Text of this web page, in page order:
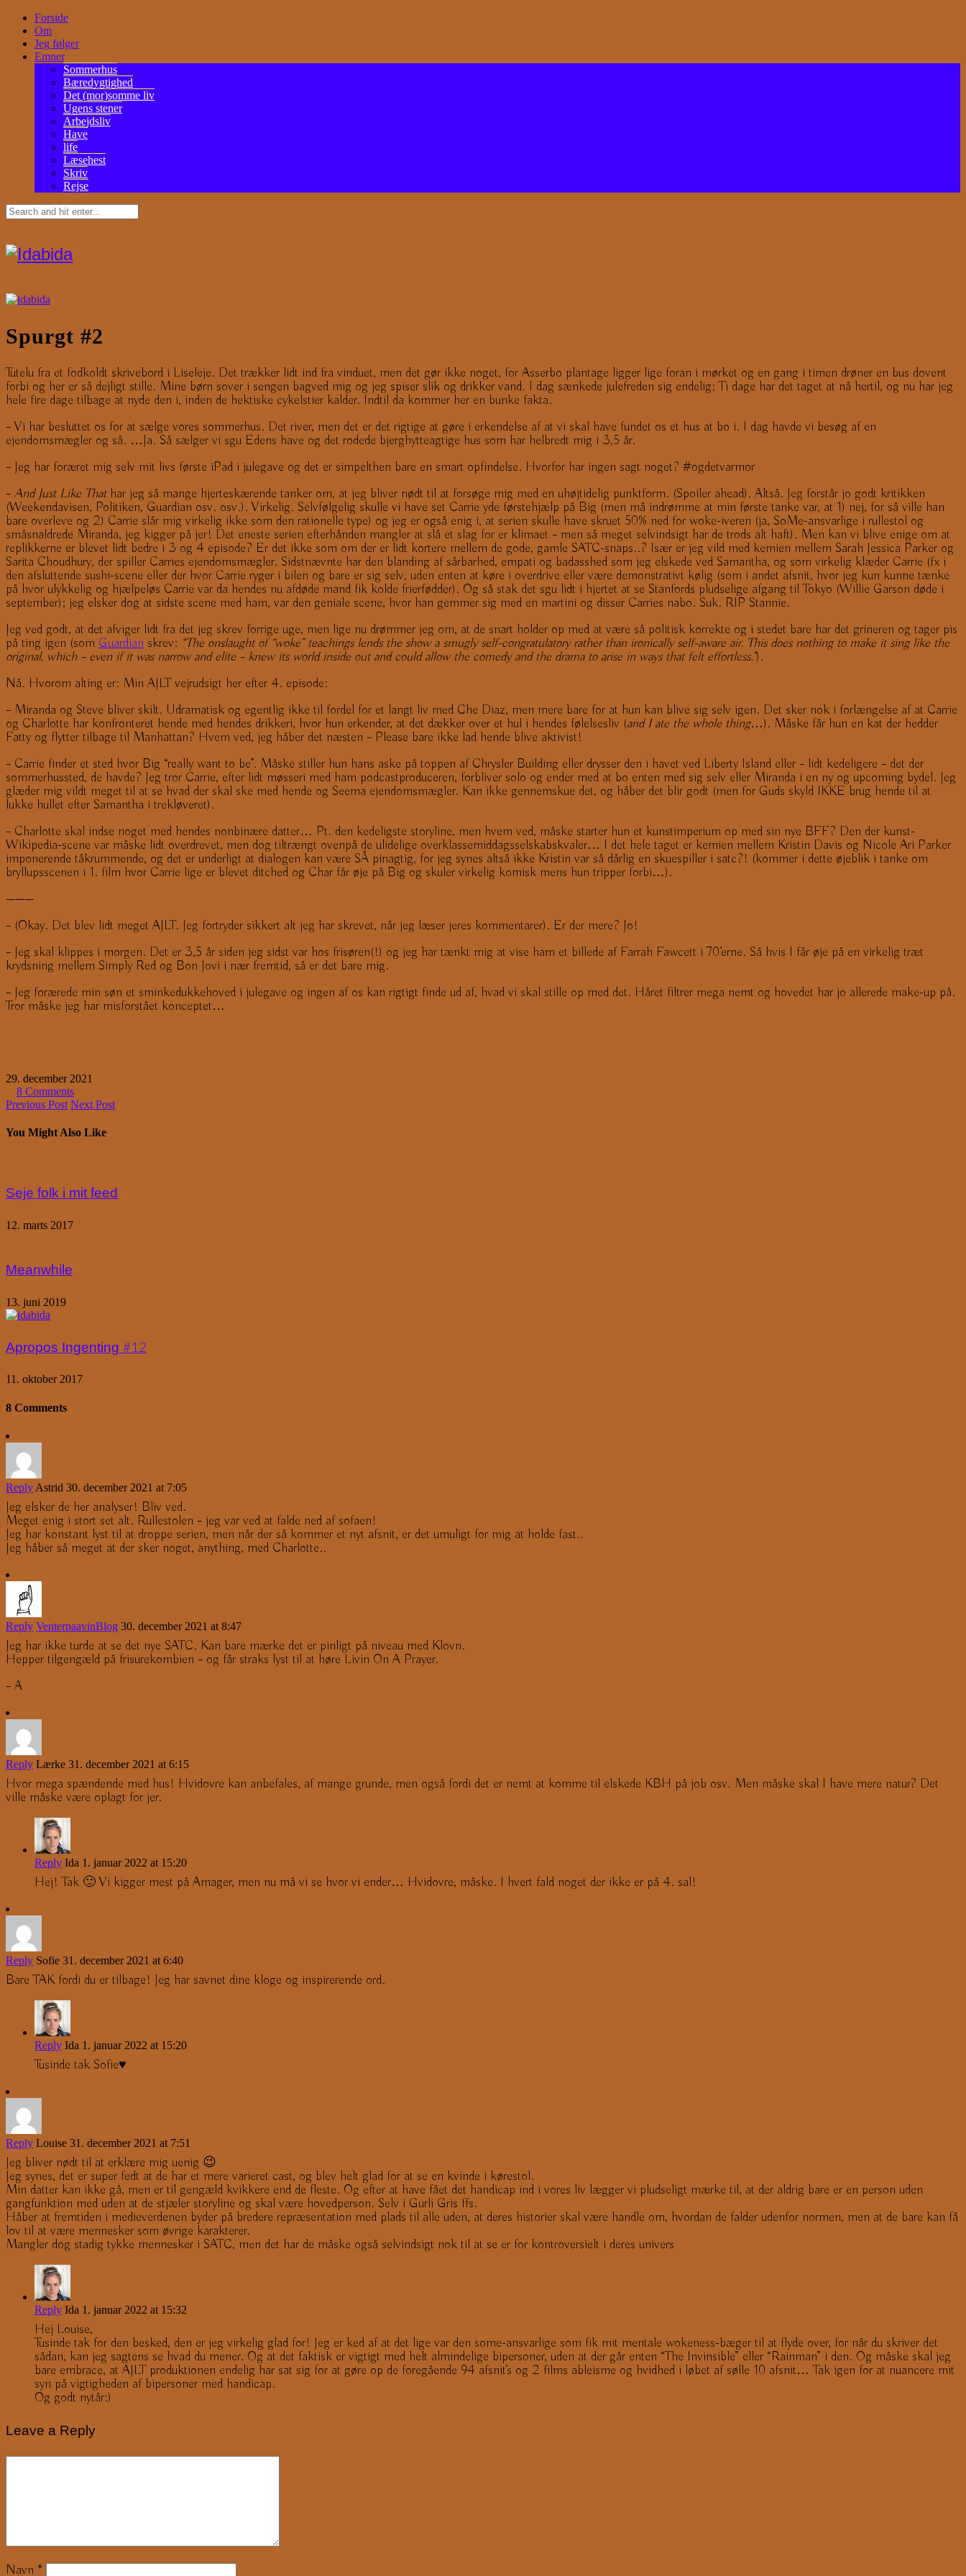
Forside
Om
Jeg følger
Emner
Sommerhus
Bæredygtighed
Det (mor)somme liv
Ugens stener
Arbejdsliv
Have
life
Læsehest
Skriv
Rejse
Spurgt #2
Tutelu fra et fodkoldt skrivebord i Liseleje. Det trækker lidt ind fra vinduet, men det gør ikke noget, for Asserbo plantage ligger lige foran i mørket og en gang i timen drøner en bus dovent
forbi og her er så dejligt stille. Mine børn sover i sengen bagved mig og jeg spiser slik og drikker vand. I dag sænkede julefreden sig endelig; Ti dage har det taget at nå hertil, og nu har jeg
hele fire dage tilbage at nyde den i, inden de hektiske cykelstier kalder. Indtil da kommer her en bunke fakta.
– Vi har besluttet os for at sælge vores sommerhus. Det river, men det er det rigtige at gøre i erkendelse af at vi skal have fundet os et hus at bo i. I dag havde vi besøg af en
ejendomsmægler og så. …Ja. Så sælger vi sgu Edens have og det rodede bjerghytteagtige hus som har helbredt mig i 3,5 år.
– Jeg har foræret mig selv mit livs første iPad i julegave og det er simpelthen bare en smart opfindelse. Hvorfor har ingen sagt noget? #ogdetvarmor
– And Just Like Thathar jeg så mange hjerteskærende tanker om, at jeg bliver nødt til at forsøge mig med en uhøjtidelig punktform. (Spoiler ahead). Altså. Jeg forstår jo godt kritikken
(Weekendavisen, Politiken, Guardian osv. osv.). Virkelig. Selvfølgelig skulle vi have set Carrie yde førstehjælp på Big (men må indrømme at min første tanke var, at 1) nej, for så ville han
bare overleve og 2) Carrie slår mig virkelig ikke som den rationelle type) og jeg er også enig i, at serien skulle have skruet 50% ned for woke-iveren (ja, SoMe-ansvarlige i rullestol og
småsnaldrede Miranda, jeg kigger på jer! Det eneste serien efterhånden mangler at slå et slag for er klimaet – men så meget selvindsigt har de trods alt haft). Men kan vi blive enige om at
replikkerne er blevet lidt bedre i 3 og 4 episode? Er det ikke som om der er lidt kortere mellem de gode, gamle SATC-snaps..? Især er jeg vild med kemien mellem Sarah Jessica Parker og
Sarita Choudhury, der spiller Carries ejendomsmægler. Sidstnævnte har den blanding af sårbarhed, empati og badasshed som jeg elskede ved Samantha, og som virkelig klæder Carrie (fx i
den afsluttende sushi-scene eller der hvor Carrie ryger i bilen og bare er sig selv, uden enten at køre i overdrive eller være demonstrativt kølig (som i andet afsnit, hvor jeg kun kunne tænke
på hvor ulykkelig og hjælpeløs Carrie var da hendes nu afdøde mand fik kolde frierfødder). Og så stak det sgu lidt i hjertet at se Stanfords pludselige afgang til Tokyo (Willie Garson døde i
september); jeg elsker dog at sidste scene med ham, var den geniale scene, hvor han gemmer sig med en martini og disser Carries nabo. Suk. RIP Stannie.
Jeg ved godt, at det afviger lidt fra det jeg skrev forrige uge, men lige nu drømmer jeg om, at de snart holder op med at være så politisk korrekte og i stedet bare har det grineren og tager pis
på ting igen (som Guardian skrev: “The onslaught of “woke” teachings lends the show a smugly self-congratulatory rather than ironically self-aware air. This does nothing to make it sing like the
original, which – even if it was narrow and elite – knew its world inside out and could allow the comedy and the drama to arise in ways that felt effortless.”).
Nå. Hvorom alting er: Min AJLT vejrudsigt her efter 4. episode:
– Miranda og Steve bliver skilt. Udramatisk og egentlig ikke til fordel for et langt liv med Che Diaz, men mere bare for at hun kan blive sig selv igen. Det sker nok i forlængelse af at Carrie
og Charlotte har konfronteret hende med hendes drikkeri, hvor hun erkender, at det dækker over et hul i hendes følelsesliv (and I ate the whole thing…). Måske får hun en kat der hedder
Fatty og flytter tilbage til Manhattan? Hvem ved, jeg håber det næsten – Please bare ikke lad hende blive aktivist!
– Carrie finder et sted hvor Big “really want to be”. Måske stiller hun hans aske på toppen af Chrysler Building eller drysser den i havet ved Liberty Island eller – lidt kedeligere – det der
sommerhussted, de havde? Jeg tror Carrie, efter lidt møsseri med ham podcastproduceren, forbliver solo og ender med at bo enten med sig selv eller Miranda i en ny og upcoming bydel. Jeg
glæder mig vildt meget til at se hvad der skal ske med hende og Seema ejendomsmægler. Kan ikke gennemskue det, og håber det blir godt (men for Guds skyld IKKE brug hende til at
lukke hullet efter Samantha i trekløveret).
– Charlotte skal indse noget med hendes nonbinære datter… Pt. den kedeligste storyline, men hvem ved, måske starter hun et kunstimperium op med sin nye BFF? Den der kunst-
Wikipedia-scene var måske lidt overdrevet, men dog tiltrængt ovenpå de ulidelige overklassemiddagsselskabskvaler… I det hele taget er kemien mellem Kristin Davis og Nicole Ari Parker
imponerende tåkrummende, og det er underligt at dialogen kan være SÅ pinagtig, for jeg synes altså ikke Kristin var så dårlig en skuespiller i satc?! (kommer i dette øjeblik i tanke om
bryllupsscenen i 1. film hvor Carrie lige er blevet ditched og Char får øje på Big og skuler virkelig komisk mens hun tripper forbi…).
———
– (Okay. Det blev lidt meget AJLT. Jeg fortryder sikkert alt jeg har skrevet, når jeg læser jeres kommentarer). Er der mere? Jo!
– Jeg skal klippes i morgen. Det er 3,5 år siden jeg sidst var hos frisøren(!) og jeg har tænkt mig at vise ham et billede af Farrah Fawcett i 70’erne. Så hvis I får øje på en virkelig træt
krydsning mellem Simply Red og Bon Jovi i nær fremtid, så er det bare mig.
– Jeg forærede min søn et sminkedukkehoved i julegave og ingen af os kan rigtigt finde ud af, hvad vi skal stille op med det. Håret filtrer mega nemt og hovedet har jo allerede make-up på.
Tror måske jeg har misforstået konceptet…
29. december 2021
8 Comments
Previous Post Next Post
You Might Also Like
Seje folk i mit feed
12. marts 2017
Meanwhile
13. juni 2019
Apropos Ingenting #12
11. oktober 2017
8 Comments
Reply Astrid 30. december 2021 at 7:05
Jeg elsker de her analyser! Bliv ved.
Meget enig i stort set alt. Rullestolen – jeg var ved at falde ned af sofaen!
Jeg har konstant lyst til at droppe serien, men når der så kommer et nyt afsnit, er det umuligt for mig at holde fast..
Jeg håber så meget at der sker noget, anything, med Charlotte..
Reply VenterpaavinBlog 30. december 2021 at 8:47
Jeg har ikke turde at se det nye SATC. Kan bare mærke det er pinligt på niveau med Klovn.
Hepper tilgengæld på frisurekombien – og får straks lyst til at høre Livin On A Prayer.
– A
Reply Lærke 31. december 2021 at 6:15
Hvor mega spændende med hus! Hvidovre kan anbefales, af mange grunde, men også fordi det er nemt at komme til elskede KBH på job osv. Men måske skal I have mere natur? Det
ville måske være oplagt for jer.
Reply Ida 1. januar 2022 at 15:20
Hej! Tak 🙂 Vi kigger mest på Amager, men nu må vi se hvor vi ender… Hvidovre, måske. I hvert fald noget der ikke er på 4. sal!
Reply Sofie 31. december 2021 at 6:40
Bare TAK fordi du er tilbage! Jeg har savnet dine kloge og inspirerende ord.
Reply Ida 1. januar 2022 at 15:20
Tusinde tak Sofie♥️
Reply Louise 31. december 2021 at 7:51
Jeg bliver nødt til at erklære mig uenig 😉
Jeg synes, det er super fedt at de har et mere varieret cast, og blev helt glad for at se en kvinde i kørestol.
Min datter kan ikke gå, men er til gengæld kvikkere end de fleste. Og efter at have fået det handicap ind i vores liv lægger vi pludseligt mærke til, at der aldrig bare er en person uden
gangfunktion med uden at de stjæler storyline og skal være hovedperson. Selv i Gurli Gris ffs.
Håber at fremtiden i medieverdenen byder på bredere repræsentation med plads til alle uden, at deres historier skal være handle om, hvordan de falder udenfor normen, men at de bare kan få
lov til at være mennesker som øvrige karakterer.
Mangler dog stadig tykke mennesker i SATC, men det har de måske også selvindsigt nok til at se er for kontroversielt i deres univers
Reply Ida 1. januar 2022 at 15:32
Hej Louise,
Tusinde tak for den besked, den er jeg virkelig glad for! Jeg er ked af at det lige var den some-ansvarlige som fik mit mentale wokeness-bæger til at flyde over, for når du skriver det
sådan, kan jeg sagtens se hvad du mener. Og at det faktisk er vigtigt med helt almindelige bipersoner, uden at der går enten “The Invinsible” eller “Rainman” i den. Og måske skal jeg
bare embrace, at AJLT produktionen endelig har sat sig for at gøre op de foregående 94 afsnit’s og 2 films ableisme og hvidhed i løbet af sølle 10 afsnit… Tak igen for at nuancere mit
syn på vigtigheden af bipersoner med handicap.
Og godt nytår:)
Leave a Reply
Navn *